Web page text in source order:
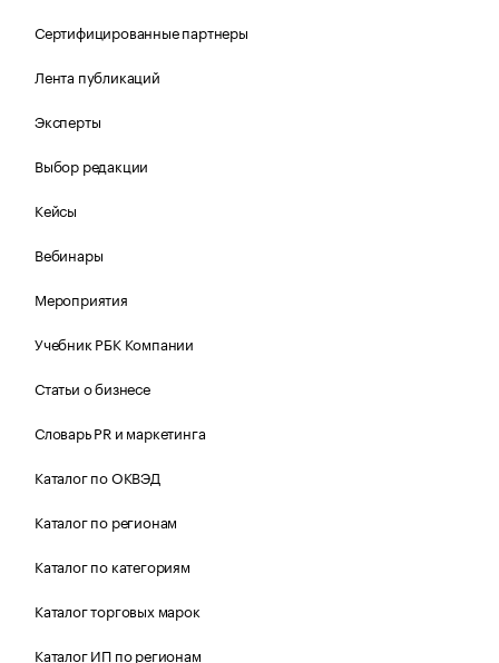
Сертифицированные партнеры
Лента публикаций
Эксперты
Выбор редакции
Кейсы
Вебинары
Мероприятия
Учебник РБК Компании
Статьи о бизнесе
Словарь PR и маркетинга
Каталог по ОКВЭД
Каталог по регионам
Каталог по категориям
Каталог торговых марок
Каталог ИП по регионам